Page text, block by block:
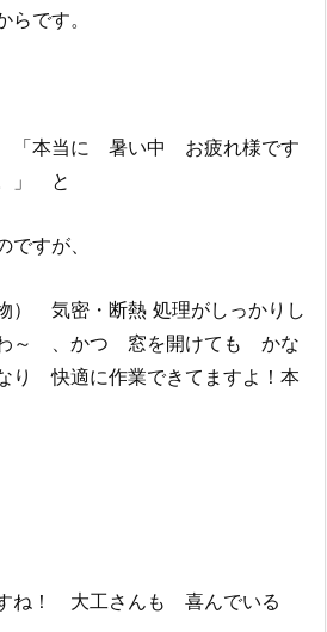
です。
本当に 暑い中 お疲れ様です
。」 と
すが、
） 気密・断熱 処理がしっかりし
わ～ 、かつ 窓を開けても かな
り 快適に作業できてますよ！本
ね！ 大工さんも 喜んでいる